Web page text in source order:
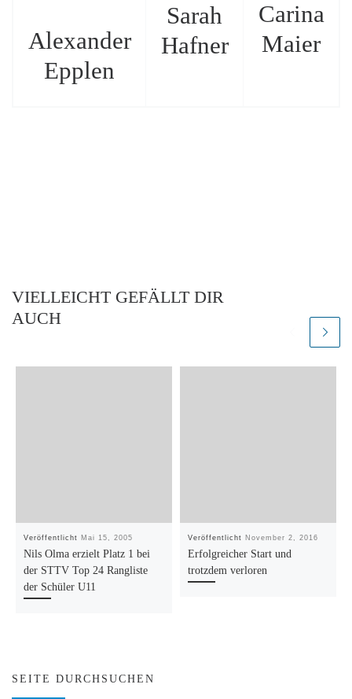
Alexander
Epplen
Sarah
Hafner
Carina
Maier
VIELLEICHT GEFÄLLT DIR
AUCH
Veröffentlicht Mai 15, 2005
Nils Olma erzielt Platz 1 bei
der STTV Top 24 Rangliste
der Schüler U11
Veröffentlicht November 2, 2016
Erfolgreicher Start und
trotzdem verloren
SEITE DURCHSUCHEN